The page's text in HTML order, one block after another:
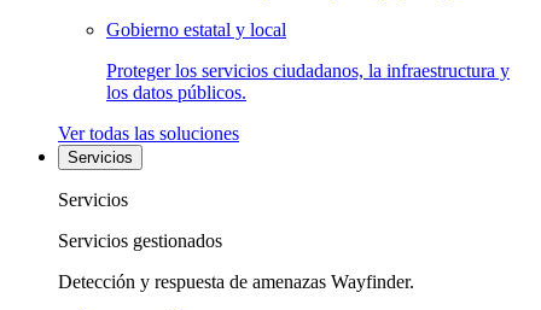
Gobierno estatal y local
Proteger los servicios ciudadanos, la infraestructura y
los datos públicos.
Ver todas las soluciones
Servicios
Servicios
Servicios gestionados
Detección y respuesta de amenazas Wayfinder.